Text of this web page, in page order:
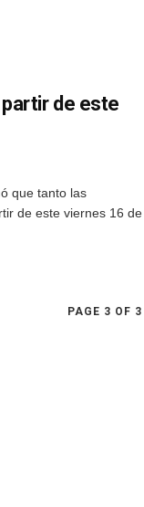
partir de este
que tanto las
de este viernes 16 de
PAGE 3 OF 3